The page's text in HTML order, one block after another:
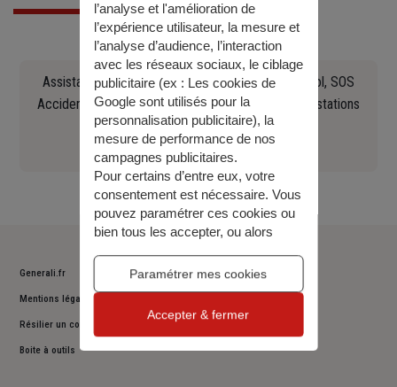
Assistance en cas d'accident, crevaison, panne, vol, SOS
Accident Europ Assistance Constat, recherche de stations
Essence, remorquage (...)
0141858483
Generali.fr
Mentions légales
Résilier un contrat
Boite à outils
l’analyse et l'amélioration de
l’expérience utilisateur, la mesure et
l’analyse d’audience, l’interaction
avec les réseaux sociaux, le ciblage
publicitaire (ex : Les cookies de
Google sont utilisés pour la
personnalisation publicitaire), la
mesure de performance de nos
campagnes publicitaires.
Pour certains d’entre eux, votre
consentement est nécessaire. Vous
pouvez paramétrer ces cookies ou
bien tous les accepter, ou alors
navigation sans les accepter. Vous
pourrez modifier ce choix à tout
Pour plus d’information,
Paramétrer mes cookies
Accepter & fermer